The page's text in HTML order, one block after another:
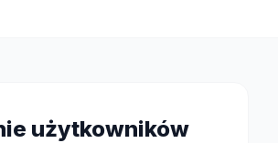
użytkowników